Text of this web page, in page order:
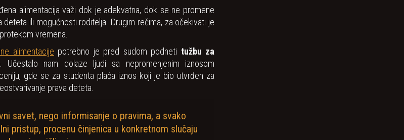
alimentacija važi dok je adekvatna, dok se ne promene
ili mogućnosti roditelja. Drugim rečima, za očekivati je
vremena.
alimentacije potrebno je pred sudom podneti tužbu za
. Učestalo nam dolaze ljudi sa nepromenjenim iznosom
gde se za studenta plaća iznos koji je bio utvrđen za
prava deteta.
savet, nego informisanje o pravima, a svako
pristup, procenu činjenica u konkretnom slučaju